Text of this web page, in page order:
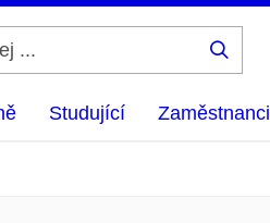
Studující Zaměstnanci